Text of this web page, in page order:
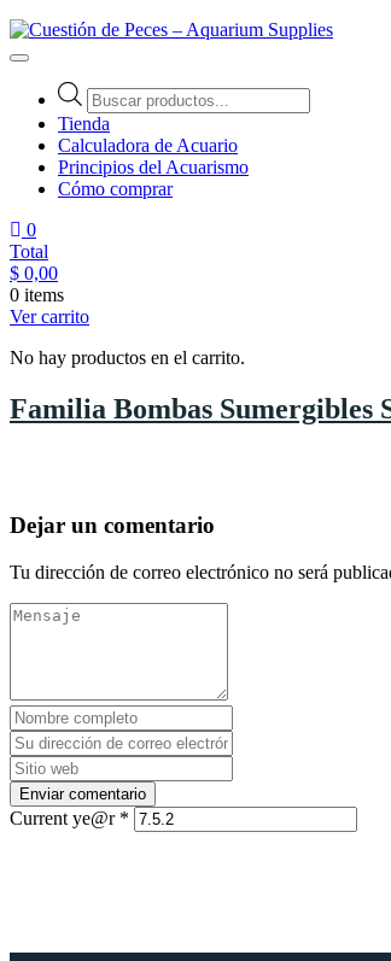
Tienda
Calculadora de Acuario
Principios del Acuarismo
Cómo comprar
0
Total
$ 0,00
0 items
Ver carrito
No hay productos en el carrito.
Familia Bombas Sumergibles
Dejar un comentario
Tu dirección de correo electrónico no será
Current ye@r *